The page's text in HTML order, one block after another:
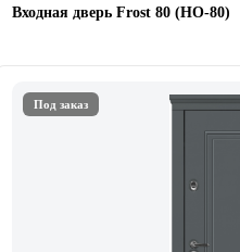
Входная дверь Frost 80 (НО-80)
Под заказ